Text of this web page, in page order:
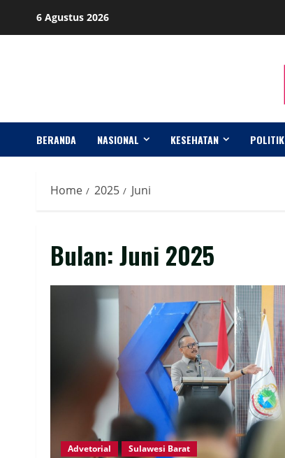
6 Agustus 2026
BERANDA NASIONAL KESEHATAN POLITIK
Home 2025 Juni
Bulan:Juni 2025
Advetorial Sulawesi Barat